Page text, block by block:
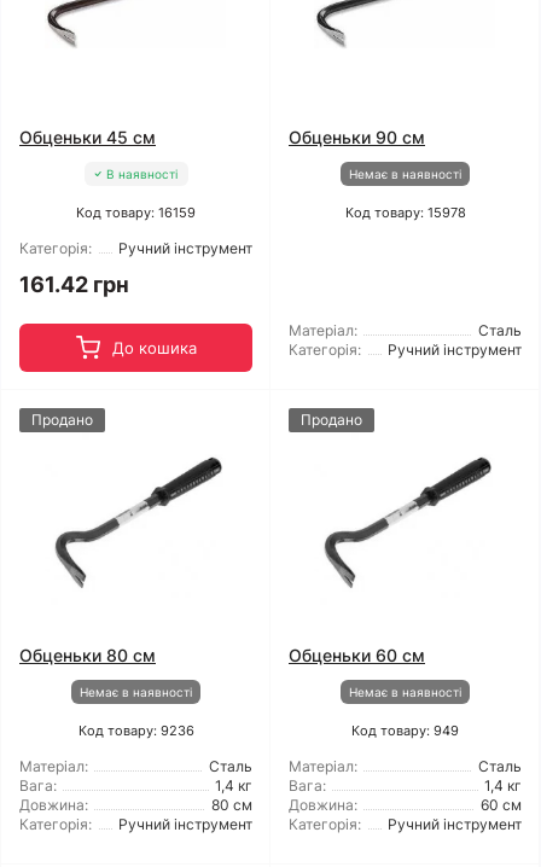
Обценьки 45 см
В наявності
Код товару: 16159
Категорія: Ручний інструмент
161.42 грн
До кошика
Обценьки 90 см
Немає в наявності
Код товару: 15978
Матеріал:
Сталь
Категорія:
Ручний інструмент
Продано
Обценьки 80 см
Немає в наявності
Код товару: 9236
Матеріал:
Сталь
Вага:
1,4 кг
Довжина:
80 см
Категорія:
Ручний інструмент
Продано
Обценьки 60 см
Немає в наявності
Код товару: 949
Матеріал:
Сталь
Вага:
1,4 кг
Довжина:
60 см
Категорія:
Ручний інструмент